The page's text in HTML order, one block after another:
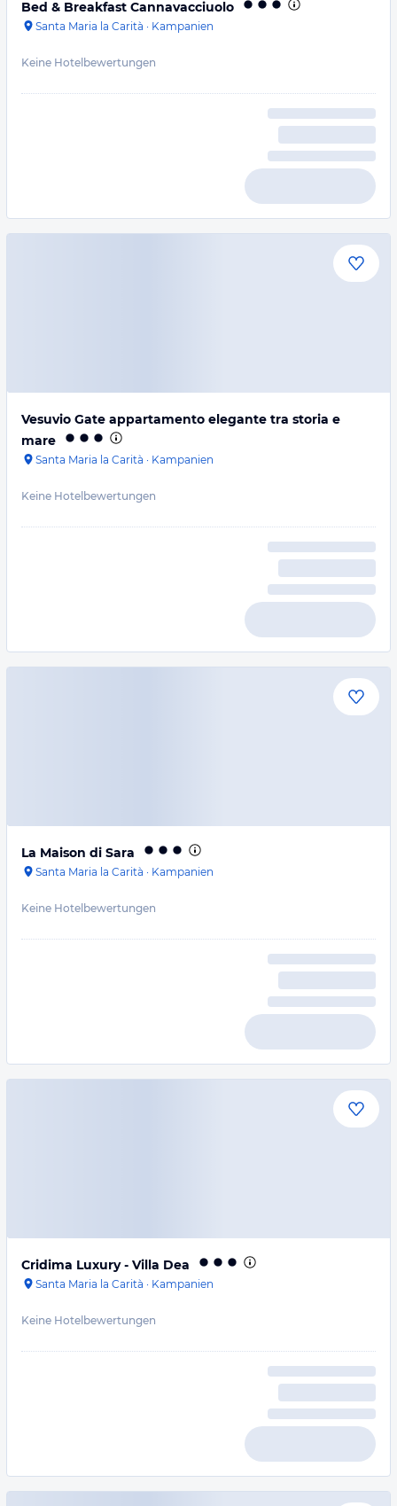
Bed & Breakfast Cannavacciuolo
Santa Maria la Carità · Kampanien
Keine Hotelbewertungen
Vesuvio Gate appartamento elegante tra storia e
mare
Santa Maria la Carità · Kampanien
Keine Hotelbewertungen
La Maison di Sara
Santa Maria la Carità · Kampanien
Keine Hotelbewertungen
Cridima Luxury - Villa Dea
Santa Maria la Carità · Kampanien
Keine Hotelbewertungen